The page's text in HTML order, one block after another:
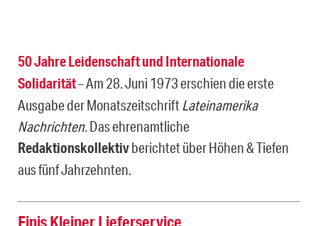
50 Jahre Leidenschaft und Internationale
Solidarität– Am 28. Juni 1973 erschien die erste
Ausgabe der Monatszeitschrift Lateinamerika
Nachrichten. Das ehrenamtliche
Redaktionskollektivberichtet über Höhen & Tiefen
aus fünf Jahrzehnten.
Finis Kleiner Lieferservice